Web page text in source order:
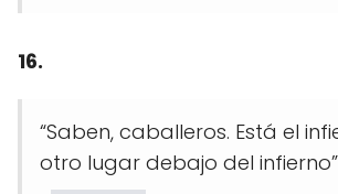
16.
“Saben, caballeros. Está el
otro lugar debajo del